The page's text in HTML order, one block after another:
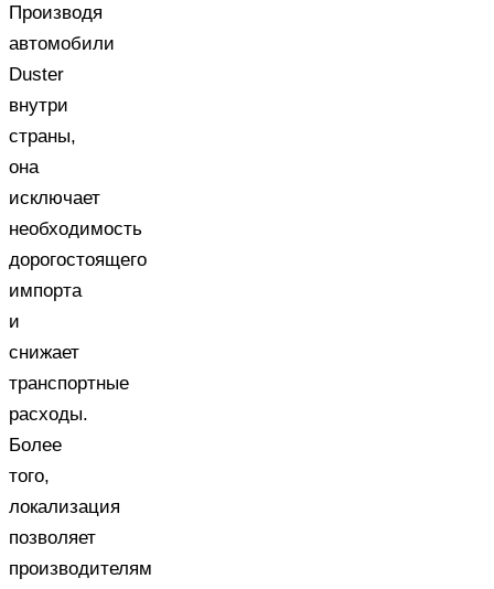
Производя
автомобили
Duster
внутри
страны,
она
исключает
необходимость
дорогостоящего
импорта
и
снижает
транспортные
расходы.
Более
того,
локализация
позволяет
производителям